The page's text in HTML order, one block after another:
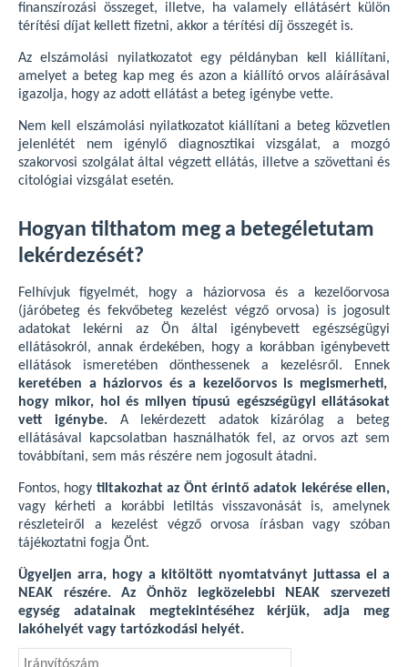
finanszírozási összeget, illetve, ha valamely ellátásért külön
térítési díjat kellett fizetni, akkor a térítési díj összegét is.
Az elszámolási nyilatkozatot egy példányban kell kiállítani,
amelyet a beteg kap meg és azon a kiállító orvos aláírásával
igazolja, hogy az adott ellátást a beteg igénybe vette.
Nem kell elszámolási nyilatkozatot kiállítani a beteg közvetlen
jelenlétét nem igénylő diagnosztikai vizsgálat, a mozgó
szakorvosi szolgálat által végzett ellátás, illetve a szövettani és
citológiai vizsgálat esetén.
Hogyan tilthatom meg a betegéletutam
lekérdezését?
Felhívjuk figyelmét, hogy a háziorvosa és a kezelőorvosa
(járóbeteg és fekvőbeteg kezelést végző orvosa) is jogosult
adatokat lekérni az Ön által igénybevett egészségügyi
ellátásokról, annak érdekében, hogy a korábban igénybevett
ellátások ismeretében dönthessenek a kezelésről. Ennek
keretében a háziorvos és a kezelőorvos is megismerheti,
hogy mikor, hol és milyen típusú egészségügyi ellátásokat
vett igénybe. A lekérdezett adatok kizárólag a beteg
ellátásával kapcsolatban használhatók fel, az orvos azt sem
továbbítani, sem más részére nem jogosult átadni.
Fontos, hogy tiltakozhat az Önt érintő adatok lekérése ellen,
vagy kérheti a korábbi letiltás visszavonását is, amelynek
részleteiről a kezelést végző orvosa írásban vagy szóban
tájékoztatni fogja Önt.
Ügyeljen arra, hogy a kitöltött nyomtatványt juttassa el a
NEAK részére. Az Önhöz legközelebbi NEAK szervezeti
egység adatainak megtekintéséhez kérjük, adja meg
lakóhelyét vagy tartózkodási helyét.